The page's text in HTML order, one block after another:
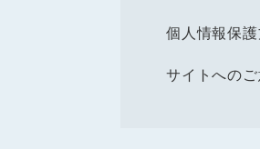
個人情報保
サイトへの